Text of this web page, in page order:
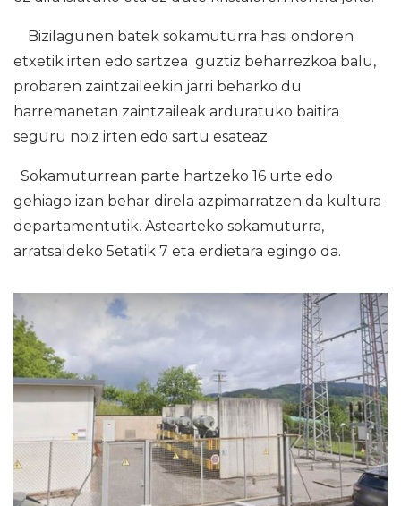
Bizilagunen batek sokamuturra hasi ondoren
etxetik irten edo sartzea guztiz beharrezkoa balu,
probaren zaintzaileekin jarri beharko du
harremanetan zaintzaileak arduratuko baitira
seguru noiz irten edo sartu esateaz.
Sokamuturrean parte hartzeko 16 urte edo
gehiago izan behar direla azpimarratzen da kultura
departamentutik. Astearteko sokamuturra,
arratsaldeko 5etatik 7 eta erdietara egingo da.